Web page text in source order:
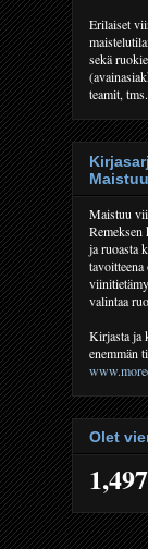
Erilaiset
sekä
teamit,
Maistuu
ja ruoasta
tavoitteena
valintaa
Kirjasta ja
enemmän
Olet